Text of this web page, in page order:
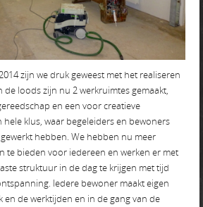
zijn we druk geweest met het realiseren
loods zijn nu 2 werkruimtes gemaakt,
en een voor creatieve
hele klus, waar begeleiders en bewoners
hebben. We hebben nu meer
te bieden voor iedereen en werken er met
struktuur in de dag te krijgen met tijd
Iedere bewoner maakt eigen
en de werktijden en in de gang van de